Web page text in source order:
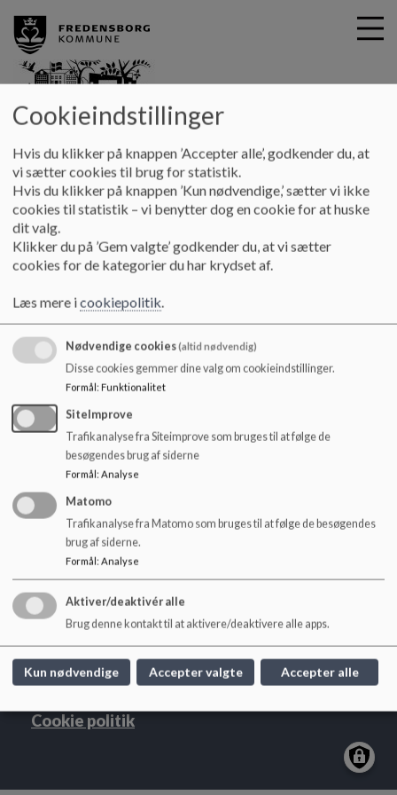
i
fredensborgskole
0.-9. kl. Karlebo 0.-5. årgang
Lukket for tilgang på 0. -
1. og 3. årgang - Karlebo Skole
Lukket for tilgang på 0. - 1. og 3.
årgang på Karlebo Skole
Lukket for tilgang
0. - 1. og 3. årgang på Karlebo Skole, er midlertidigt lukket for tilgang af
Fredensborg Skole
Humlebækvej 10, 3480 Fredensborg
fredensborgskole@fredensborg.dk
+45 72562012
EAN NR. 5798008284427
Tilgængelighedserklæring
Sitemap
Cookie politik
Cookieindstillinger
Hvis du klikker på knappen ’Accepter alle’, godkender du, at
vi sætter cookies til brug for statistik.
Hvis du klikker på knappen ’Kun nødvendige,’ sætter vi ikke
cookies til statistik – vi benytter dog en cookie for at huske
dit valg.
Klikker du på ’Gem valgte’ godkender du, at vi sætter
cookies for de kategorier du har krydset af.
Læs mere icookiepolitik.
Nødvendige cookies(altid nødvendig)
Disse cookies gemmer dine valg om cookieindstillinger.
Formål: Funktionalitet
SiteImprove
Trafikanalyse fra Siteimprove som bruges til at følge de
besøgendes brug af siderne
Formål: Analyse
Matomo
Trafikanalyse fra Matomo som bruges til at følge de besøgendes
brug af siderne.
Formål: Analyse
Aktiver/deaktivér alle
Brug denne kontakt til at aktivere/deaktivere alle apps.
Kun nødvendige Accepter valgte Accepter alle